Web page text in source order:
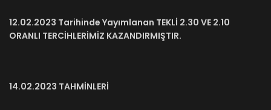
12.02.2023 Tarihinde Yayımlanan TEKLİ 2.30 VE 2.10
ORANLI TERCİHLERİMİZ KAZANDIRMIŞTIR.
14.02.2023 TAHMİNLERİ